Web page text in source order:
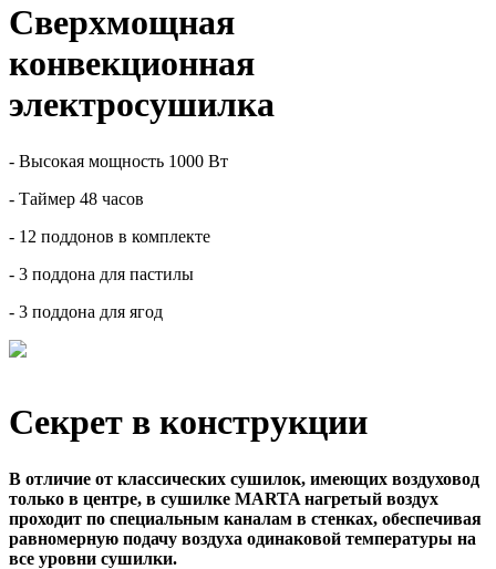
Сверхмощная
конвекционная
электросушилка
- Высокая мощность 1000 Вт
- Таймер 48 часов
- 12 поддонов в комплекте
- 3 поддона для пастилы
- 3 поддона для ягод
Секрет в конструкции
В отличие от классических сушилок, имеющих воздуховод
только в центре, в сушилке MARTA нагретый воздух
проходит по специальным каналам в стенках, обеспечивая
равномерную подачу воздуха одинаковой температуры на
все уровни сушилки.